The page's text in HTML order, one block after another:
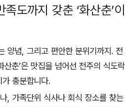
도까지 갖춘 ‘화산춘’이
양념, 그리고 편안한 분위기까지. 전
산춘’은 맛집을 넘어선 전주의 식도락
충분합니다.
, 가족단위 식사나 회식 장소를 찾는